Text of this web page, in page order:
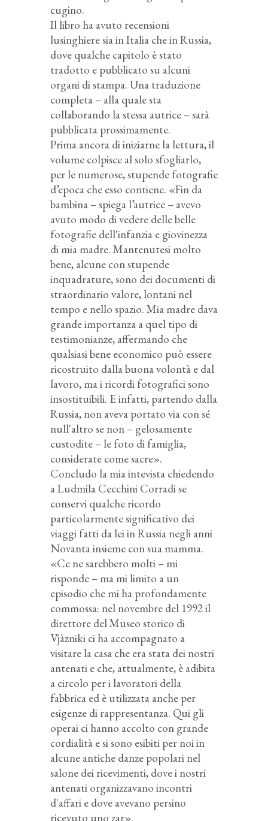
cugino.
Il libro ha avuto recensioni
lusinghiere sia in Italia che in Russia,
dove qualche capitolo è stato
tradotto e pubblicato su alcuni
organi di stampa. Una traduzione
completa – alla quale sta
collaborando la stessa autrice – sarà
pubblicata prossimamente.
Prima ancora di iniziarne la lettura, il
volume colpisce al solo sfogliarlo,
per le numerose, stupende fotografie
d’epoca che esso contiene. «Fin da
bambina – spiega l’autrice – avevo
avuto modo di vedere delle belle
fotogra­fie dell'infanzia e giovinezza
di mia madre. Mantenutesi molto
bene, alcune con stupende
inquadrature, sono dei documenti di
straordi­nario valore, lontani nel
tempo e nello spazio. Mia madre dava
grande importanza a quel tipo di
testimonianze, affermando che
qualsiasi bene economico può essere
ricostruito dalla buona volontà e dal
lavoro, ma i ricordi fotografici sono
insostituibili. E infatti, partendo dalla
Russia, non aveva portato via con sé
null'altro se non – gelosamente
custodite – le foto di famiglia,
considerate come sa­cre».
Concludo la mia intevista chiedendo
a Ludmila Cecchini Corradi se
conservi qualche ricordo
particolarmente significativo dei
viaggi fatti da lei in Russia negli anni
Novanta insieme con sua mamma.
«Ce ne sarebbero molti – mi
risponde – ma mi limito a un
episodio che mi ha profondamente
commossa: nel novembre del 1992 il
direttore del Museo storico di
Vjàzniki ci ha accompagnato a
visitare la casa che era stata dei nostri
antenati e che, attualmente, è adibita
a circolo per i lavoratori della
fabbrica ed è utilizzata anche per
esigenze di rappresentanza. Qui gli
operai ci hanno accolto con grande
cordialità e si sono esibiti per noi in
alcune antiche danze popolari nel
salone dei ricevimenti, dove i nostri
antenati organizzavano incontri
d'affari e dove avevano persino
ricevuto uno zar».